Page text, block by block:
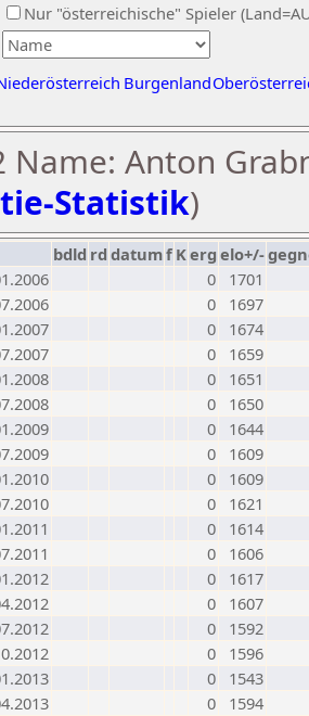
Nur "österreichische" Spieler
Burgenland
Name: Anton
Statistik)
bdld rd datumf Kerg elo+/-
0
1701
0
1697
0
1674
0
1659
0
1651
0
1650
0
1644
0
1609
0
1609
0
1621
0
1614
0
1606
0
1617
0
1607
0
1592
0
1596
0
1543
0
1594